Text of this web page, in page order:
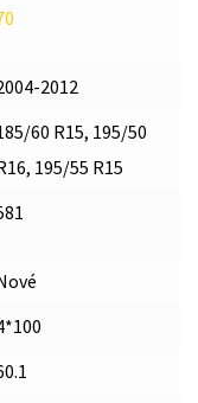
2012
60 R15, 195/50
195/55 R15